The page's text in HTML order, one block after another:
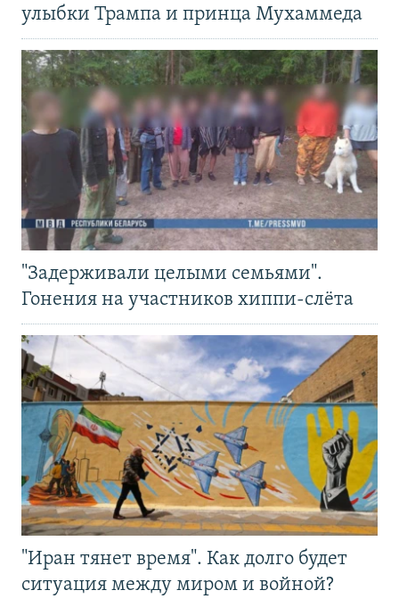
улыбки Трампа и принца Мухаммеда
"Задерживали целыми семьями".
Гонения на участников хиппи-слёта
"Иран тянет время". Как долго будет
ситуация между миром и войной?